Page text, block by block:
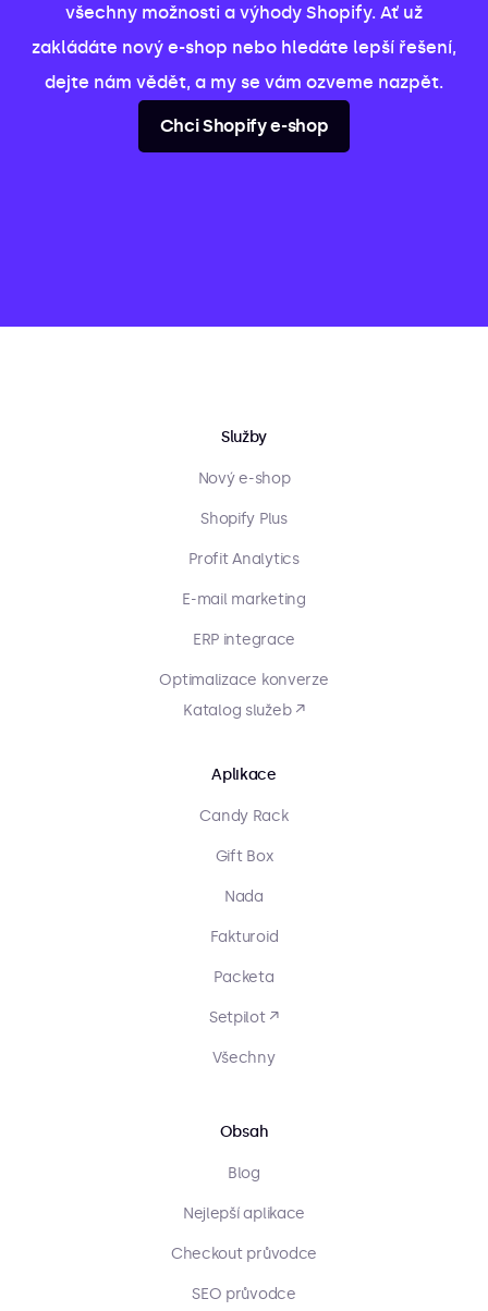
všechny možnosti a výhody Shopify. Ať už
zakládáte nový e-shop nebo hledáte lepší řešení,
dejte nám vědět, a my se vám ozveme nazpět.
Chci Shopify e-shop
Služby
Nový e-shop
Shopify Plus
Profit Analytics
E-mail marketing
ERP integrace
Optimalizace konverze
Katalog služeb ↗
Aplikace
Candy Rack
Gift Box
Nada
Fakturoid
Packeta
Setpilot ↗
Všechny
Obsah
Blog
Nejlepší aplikace
Checkout průvodce
SEO průvodce